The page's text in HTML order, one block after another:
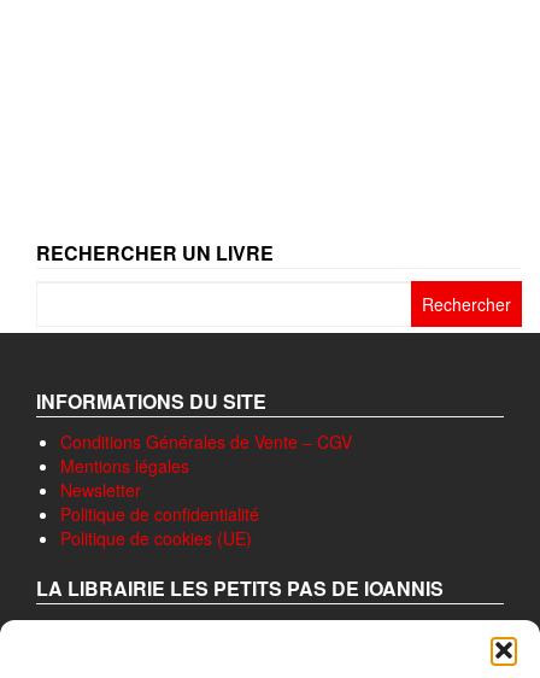
RECHERCHER UN LIVRE
INFORMATIONS DU SITE
Conditions Générales de Vente – CGV
Mentions légales
Newsletter
Politique de confidentialité
Politique de cookies (UE)
LA LIBRAIRIE LES PETITS PAS DE IOANNIS
A pour ambition de donner à lire ou relire, passant en revue